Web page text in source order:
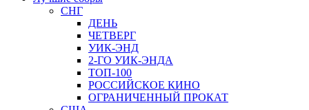
СНГ
ДЕНЬ
ЧЕТВЕРГ
УИК-ЭНД
2-ГО УИК-ЭНДА
ТОП-100
РОССИЙСКОЕ КИНО
ОГРАНИЧЕННЫЙ ПРОКАТ